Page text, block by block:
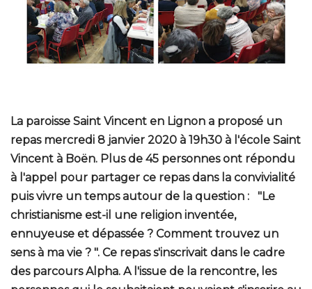
La paroisse Saint Vincent en Lignon a proposé un
repas mercredi 8 janvier 2020 à 19h30 à l'école Saint
Vincent à Boën. Plus de 45 personnes ont répondu
à l'appel pour partager ce repas dans la convivialité
puis vivre un temps autour de la question : "Le
christianisme est-il une religion inventée,
ennuyeuse et dépassée ? Comment trouvez un
sens à ma vie ? ". Ce repas s'inscrivait dans le cadre
des parcours Alpha. A l'issue de la rencontre, les